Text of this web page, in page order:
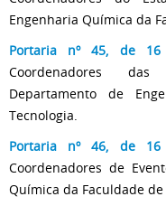
Engenharia Química da
Portaria nº 45, de
Coordenadores
Departamento de
Tecnologia.
Portaria nº 46, de
Coordenadores de
Química da Faculdade de